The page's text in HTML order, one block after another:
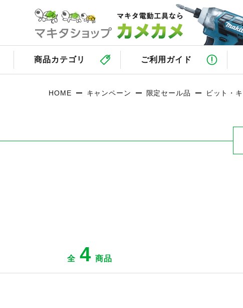
商品カテゴリ ご利用ガイド
HOME キャンペーン 限定セール品 ビット・
全 4 商品